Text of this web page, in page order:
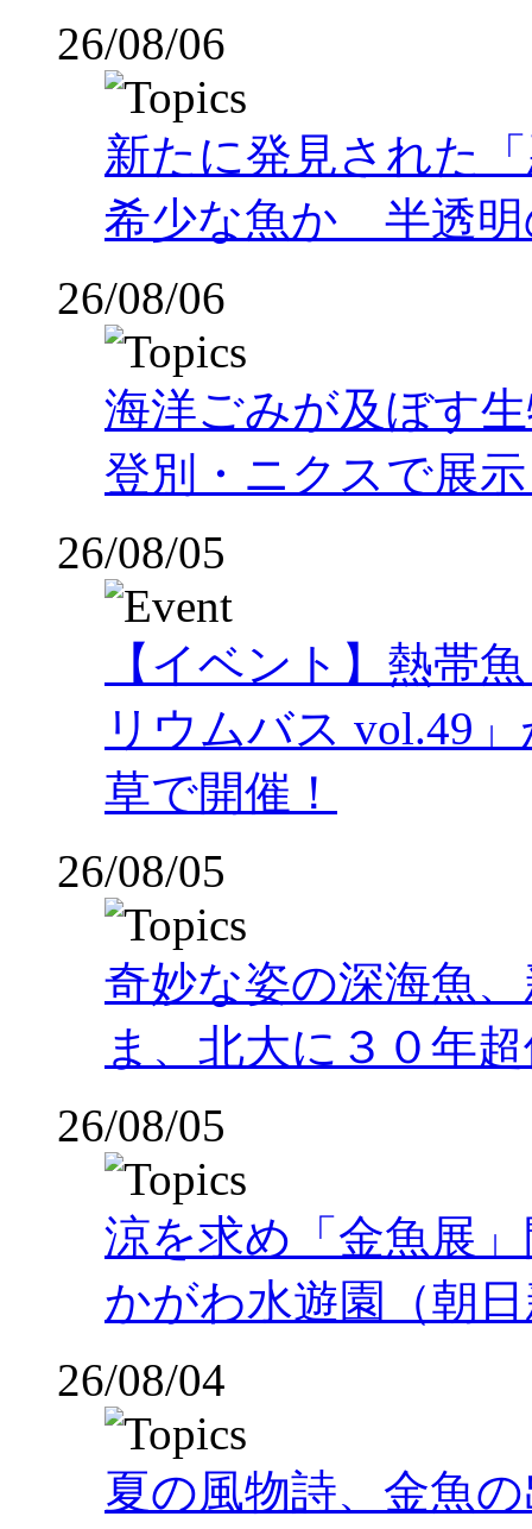
26/08/06
新たに発見された
希少な魚か 半透明
26/08/06
海洋ごみが及ぼす
登別・ニクスで展
26/08/05
【イベント】熱帯
リウムバス vol.49
草で開催！
26/08/05
奇妙な姿の深海魚
ま、北大に３０年
26/08/05
涼を求め「金魚展
かがわ水遊園（朝
26/08/04
夏の風物詩、金魚